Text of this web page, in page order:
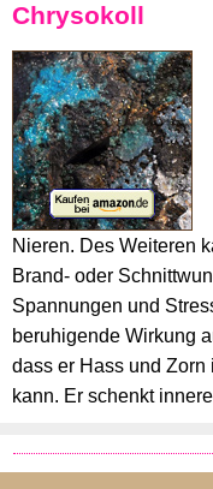
Chrysokoll
Nieren. Des Weiteren
Brand- oder
Spannungen und
beruhigende Wirkung
dass er Hass und
kann. Er schenkt